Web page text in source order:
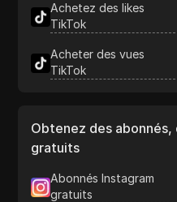
Achetez des likes
TikTok
Acheter des vues
TikTok
Obtenez des
gratuits
Abonnés Instagram
gratuits